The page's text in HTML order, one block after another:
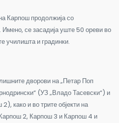
Карпош продолжија со
се засадија уште 50 ореви во
училишта и градинки.
дворови на „Петар Поп
(УЗ „Владо Тасевски“) и
како и во трите објекти на
2, Карпош 3 и Карпош 4 и